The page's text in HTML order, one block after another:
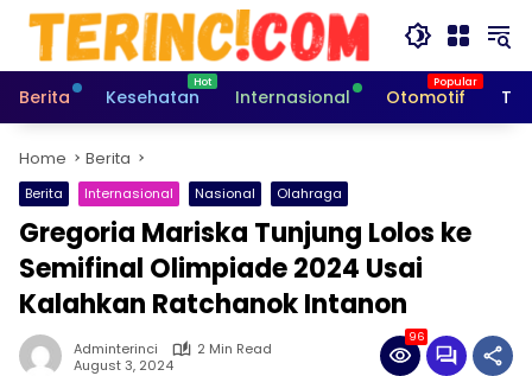
Skip
content
Berita
Kesehatan Internasional Otomotif
Home Berita
Berita Internasional Nasional Olahraga
Gregoria Mariska Tunjung Lolos ke
Semifinal Olimpiade 2024 Usai
Kalahkan Ratchanok Intanon
Adminterinci
2 Min Read
August 3, 2024
96